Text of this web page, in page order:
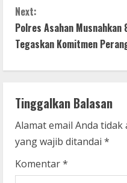
t
i
n
u
e
R
e
Next:
Polres Asahan
Tegaskan Komitmen
Tinggalkan Balasan
Alamat email Anda
yang wajib ditandai *
Komentar*